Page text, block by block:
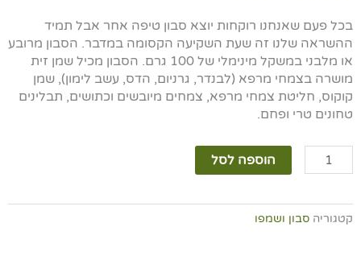
בכל פעם שאנחנו רוקחות יוצא סבון טיפה אחר אבל תמיד
ההשראה שלנו זה שעת השקיעה הקסומה במדבר. הסבון מרובע
או מלבני במשקל מינימלי של 100 גרם. הסבון מכיל שמן זית
מושרה בצמחי מרפא (לבנדר, גרניום, הדס, עשב לימון), שמן
קוקוס, חליטת צמחי מרפא, צמחים מיובשים וכתושים, תבלינים
טחונים טרי ופחם.
כמות
של
שקיעה
במדבר
הוספה לסל
קטגוריה סבון ושמפו